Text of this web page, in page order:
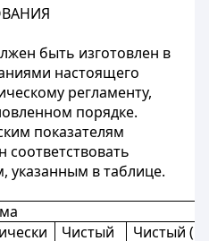
быть изготовлен в
настоящего
регламенту,
порядке.
показателям
указанным в таблице.
Чистый
Чистый